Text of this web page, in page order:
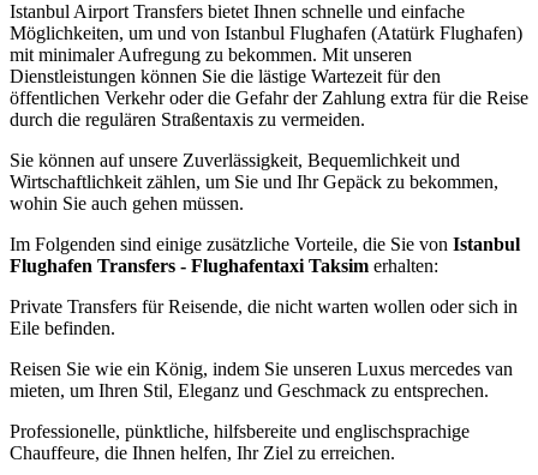
Istanbul Airport Transfers bietet Ihnen schnelle und einfache
Möglichkeiten, um und von Istanbul Flughafen (Atatürk Flughafen)
mit minimaler Aufregung zu bekommen. Mit unseren
Dienstleistungen können Sie die lästige Wartezeit für den
öffentlichen Verkehr oder die Gefahr der Zahlung extra für die Reise
durch die regulären Straßentaxis zu vermeiden.
Sie können auf unsere Zuverlässigkeit, Bequemlichkeit und
Wirtschaftlichkeit zählen, um Sie und Ihr Gepäck zu bekommen,
wohin Sie auch gehen müssen.
Im Folgenden sind einige zusätzliche Vorteile, die Sie von Istanbul
Flughafen Transfers - Flughafentaxi Taksim erhalten:
Private Transfers für Reisende, die nicht warten wollen oder sich in
Eile befinden.
Reisen Sie wie ein König, indem Sie unseren Luxus mercedes van
mieten, um Ihren Stil, Eleganz und Geschmack zu entsprechen.
Professionelle, pünktliche, hilfsbereite und englischsprachige
Chauffeure, die Ihnen helfen, Ihr Ziel zu erreichen.